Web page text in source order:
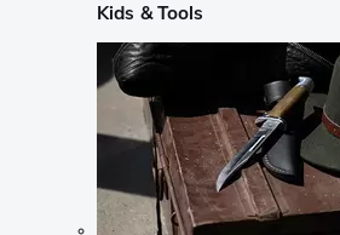
Kids & Tools